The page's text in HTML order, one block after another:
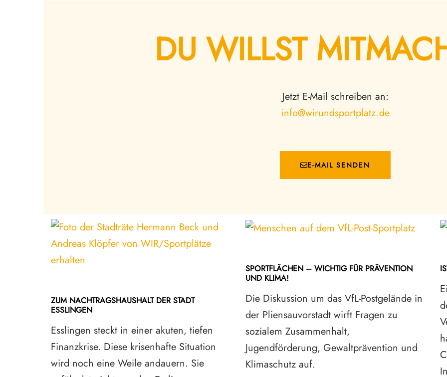
DU WILLST
Jetzt E-Mail schreiben an:
info@wirundsportplatz.de
E-MAIL SENDEN
ZUM NACHTRAGSHAUSHALT DER STADT
ESSLINGEN
Esslingen steckt in einer akuten, tiefen
Finanzkrise. Diese krisenhafte Situation
wird noch eine Weile andauern. Sie
SPORTFLÄCHEN – WICHTIG FÜR PRÄVENTION
UND KLIMA!
Die Diskussion um das VfL-Postgelände in
der Pliensauvorstadt wirft Fragen zu
sozialem Zusammenhalt,
Jugendförderung, Gewaltprävention und
Klimaschutz auf.